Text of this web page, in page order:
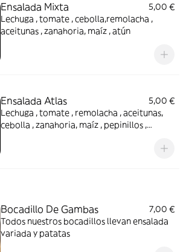
Ensalada Mixta
5,00 €
Lechuga , tomate , cebolla,remolacha ,
aceitunas , zanahoria, maíz , atún
Ensalada Atlas
5,00 €
Lechuga , tomate , remolacha , aceitunas,
cebolla , zanahoria, maíz , pepinillos ,
Bocadillo De Gambas
7,00 €
Todos nuestros bocadillos llevan ensalada
variada y patatas